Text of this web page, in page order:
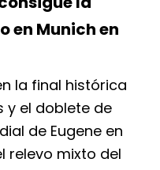
en Munich en
la final histórica
y el doblete de
de Eugene en
relevo mixto del